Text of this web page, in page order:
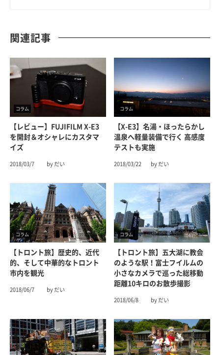
関連記事
コラム
【レビュー】FUJIFILM X-E3
を開封＆オシャレにカスタマ
イズ
2018/03/7 by だい
コラム
【X-E3】名湯・ほったらかし
温泉へ軽量装備で行く 高感度
テストも実施
2018/03/22 by だい
コラム
【トロント旅】歴史的、近代
的、そして中華的なトロント
市内を観光
2018/06/7 by だい
コラム
【トロント旅】五大湖に教会
のような駅！富士フイルムの
小さなカメラで巡った総移動
距離10キロのお散歩撮影
2018/06/8 by だい